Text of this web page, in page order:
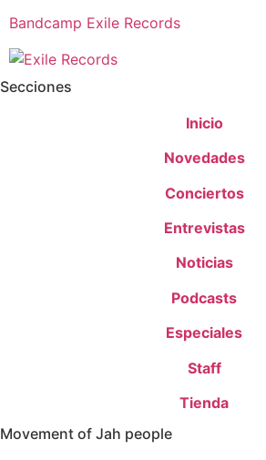
Bandcamp Exile Records
Secciones
Inicio
Novedades
Conciertos
Entrevistas
Noticias
Podcasts
Especiales
Staff
Tienda
Movement of Jah people